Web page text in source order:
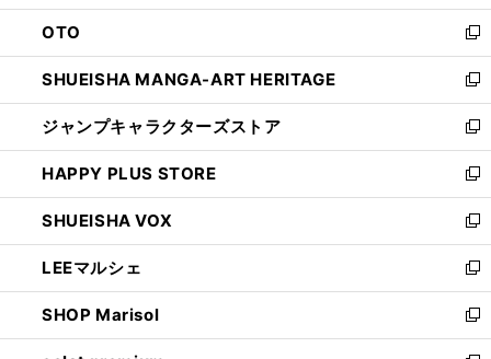
ウ
で
開
く
ン
ド
ウ
で
開
く
OTO
新
し
い
ウ
ィ
ン
ド
ウ
で
開
く
SHUEISHA MANGA-ART HERITAGE
新
し
い
ウ
ィ
ン
ド
ウ
で
開
く
ジャンプキャラクターズストア
新
し
い
ウ
ィ
ン
ド
ウ
で
開
HAPPY PLUS STORE
新
し
い
ウ
ィ
ン
ド
ウ
SHUEISHA VOX
新
し
い
ウ
ィ
ン
LEEマルシェ
新
し
い
ウ
SHOP Marisol
新
し